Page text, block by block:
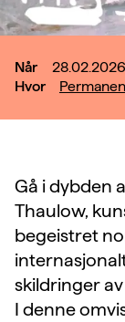
Når
Hvor
Gå i dybden
Thaulow,
begeistret
skildringer
I denne